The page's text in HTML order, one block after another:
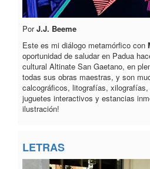
PorJ.J. Beeme
Este es mi diálogo metamórfico con
oportunidad de saludar en Padua
cultural Altinate San Gaetano, en
todas sus obras maestras, y son
calcográficos, litografías,
juguetes interactivos y estancias
ilustración!
LETRAS